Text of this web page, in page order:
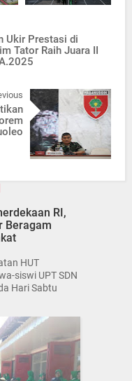
Ukir Prestasi di
Tator Raih Juara II
RI,
Beragam
HUT
siswi UPT SDN
Hari Sabtu